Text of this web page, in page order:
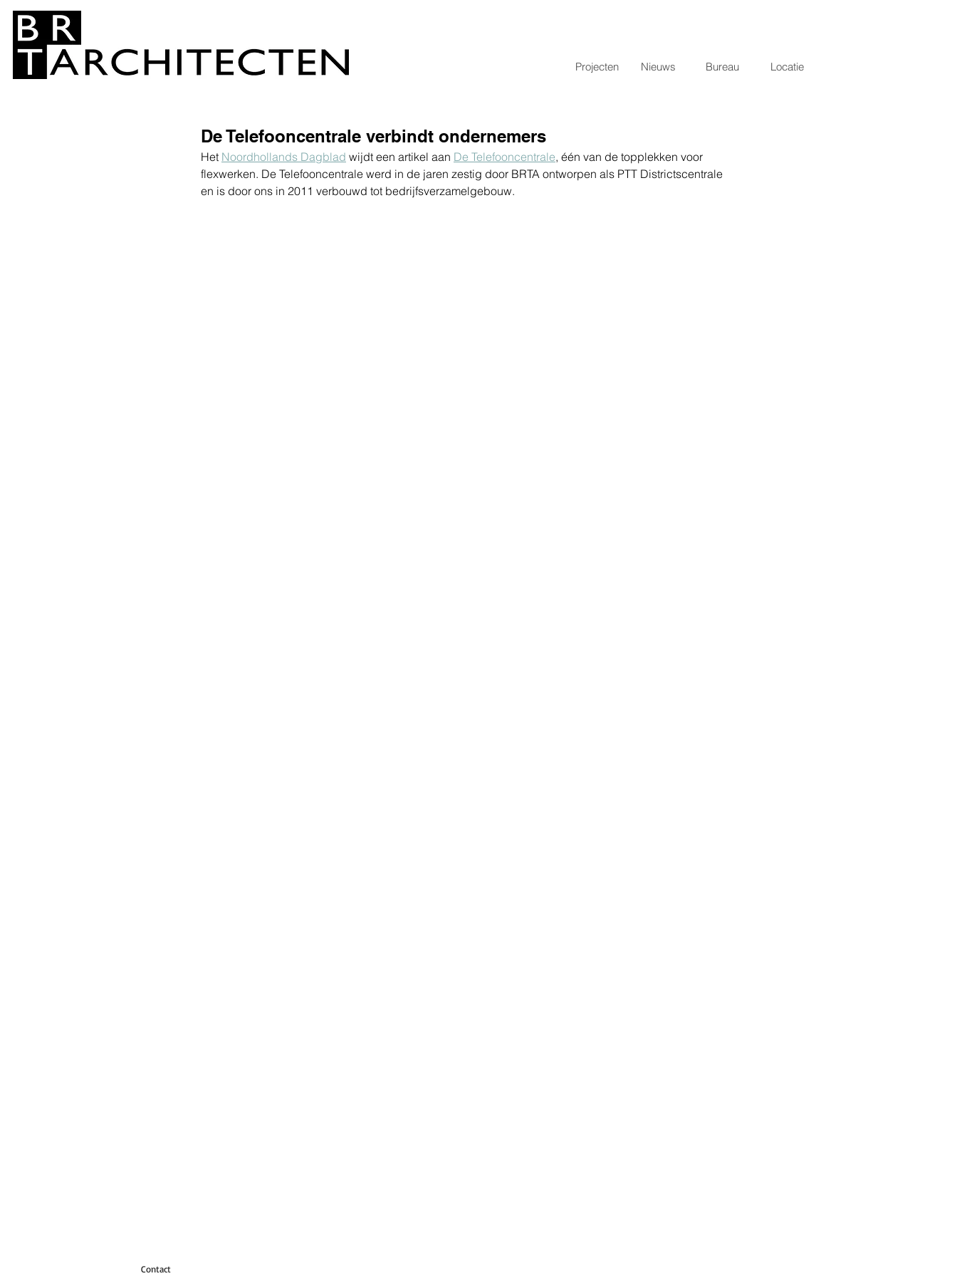
Projecten Nieuws Bureau Locatie
De Telefooncentrale verbindt ondernemers
Het Noordhollands Dagblad wijdt een artikel aan De Telefooncentrale, één van de topplekken voor
flexwerken. De Telefooncentrale werd in de jaren zestig door BRTA ontworpen als PTT Districtscentrale
en is door ons in 2011 verbouwd tot bedrijfsverzamelgebouw.
Contact